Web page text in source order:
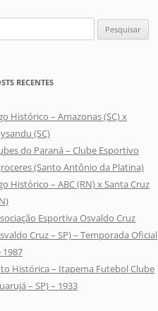
RECENTES
Histórico – Amazonas (SC) x
(SC)
do Paraná – Clube Esportivo
(Santo Antônio da Platina)
Histórico – ABC (RN) x Santa Cruz
Esportiva Osvaldo Cruz
Cruz – SP) – Temporada Oficial
1987
Histórica – Itapema Futebol Clube
– SP) – 1933